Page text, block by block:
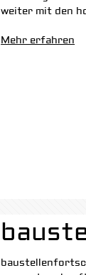
weiter mit den
Mehr erfahren